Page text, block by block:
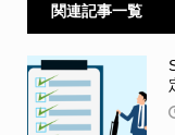
関連記事一覧